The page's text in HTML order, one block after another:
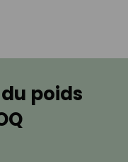
poids